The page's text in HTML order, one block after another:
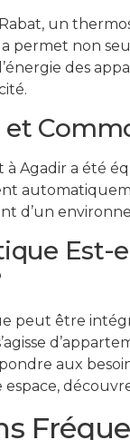
un
permet non
des
et
Agadir a été
d’un
Est-
peut être
aux